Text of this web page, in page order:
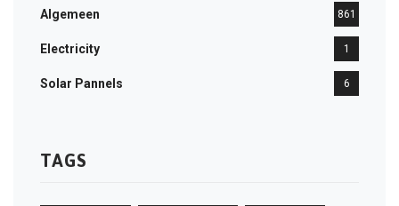
Algemeen 861
Electricity 1
Solar Pannels 6
TAGS